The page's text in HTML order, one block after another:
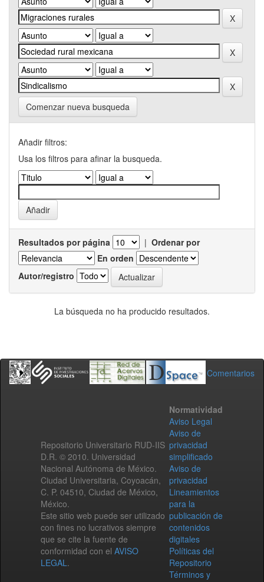
Comenzar nueva busqueda
Añadir filtros:
Usa los filtros para afinar la busqueda.
Resultados por página | Ordenar por
En orden
Autor/registro
La búsqueda no ha producido resultados.
Comentarios
Repositorio Universitario RUD-IIS
D.R. © 2010. Universidad
Nacional Autónoma de México.
Ciudad Universitaria, Coyoacán,
C. P. 04510, Ciudad de México,
México.
Este sitio web puede ser utilizado
con fines no lucrativos siempre
que se cite la fuente de
conformidad con el AVISO
LEGAL.
Normatividad
Aviso Legal
Aviso de
privacidad
simplificado
Aviso de
privacidad
Lineamientos
para la
publicación de
contenidos
digitales
Políticas del
Repositorio
Términos y